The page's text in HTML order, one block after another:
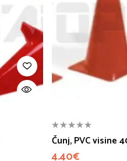
Čunj, PVC visine
4.40€